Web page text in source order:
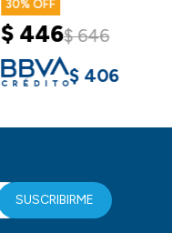
30
$ 446$ 646
$ 406
SUSCRIBIRME